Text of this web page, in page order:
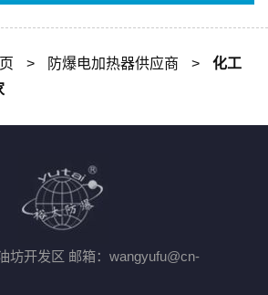
> 防爆电加热器供应商 >
化工
坊开发区 邮箱：wangyufu@cn-